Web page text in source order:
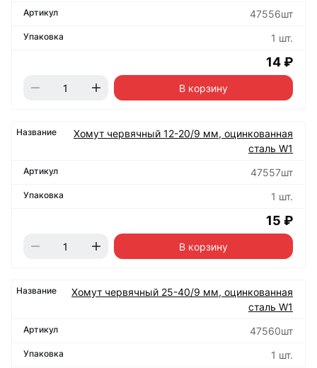
47556шт
1 шт.
14 ₽
В корзину
Хомут червячный 12-20/9 мм, оцинкованная
сталь W1
47557шт
1 шт.
15 ₽
В корзину
Хомут червячный 25-40/9 мм, оцинкованная
сталь W1
47560шт
1 шт.